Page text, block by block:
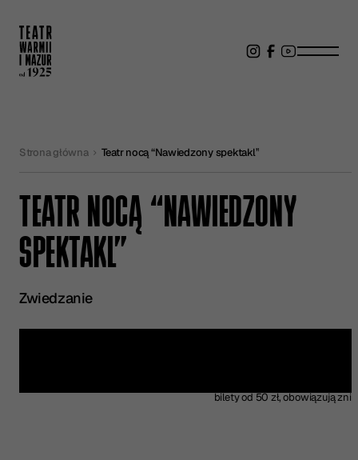
Strona główna Teatr nocą “Nawiedzony spektakl”
TEATR NOCĄ “NAWIEDZONY
SPEKTAKL”
Zwiedzanie
bilety od 50 zł, obowiązują